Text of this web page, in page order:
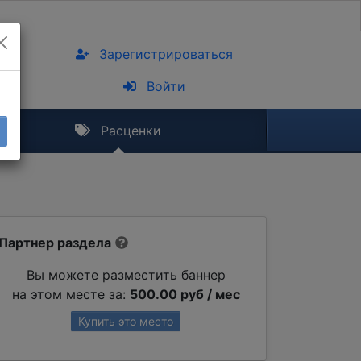
Зарегистрироваться
Войти
Расценки
Партнер раздела
Вы можете разместить баннер
на этом месте за: 500.00 руб / мес
Купить это место